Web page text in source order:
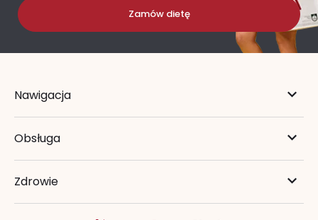
Zamów dietę
Nawigacja
Obsługa
Zdrowie